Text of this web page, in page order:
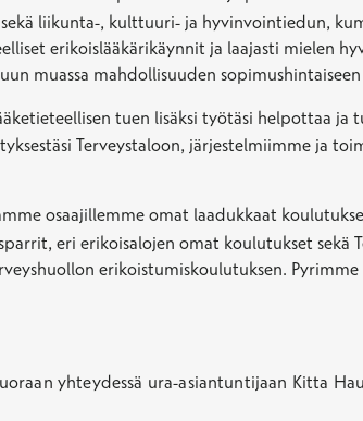
liikunta-, kulttuuri- ja hyvinvointiedun,
erikoislääkärikäynnit ja laajasti
muassa mahdollisuuden
tuen lisäksi työtäsi helpottaa ja
Terveystaloon, järjestelmiimme ja
osaajillemme omat laadukkaat
eri erikoisalojen omat koulutukset sekä
erikoistumiskoulutuksen.
yhteydessä ura-asiantuntijaan Kitta